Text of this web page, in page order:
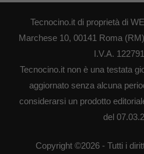
Tecnocino.it di proprietà di
Marchese 10, 00141 Roma
I.V.A.
Tecnocino.it non è una testata
aggiornato senza alcuna
considerarsi un prodotto
del
Copyright ©2026 - Tutti i